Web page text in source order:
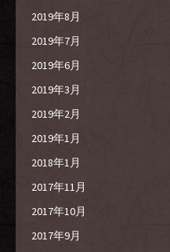
2019年8月
2019年7月
2019年6月
2019年3月
2019年2月
2019年1月
2018年1月
2017年11月
2017年10月
2017年9月